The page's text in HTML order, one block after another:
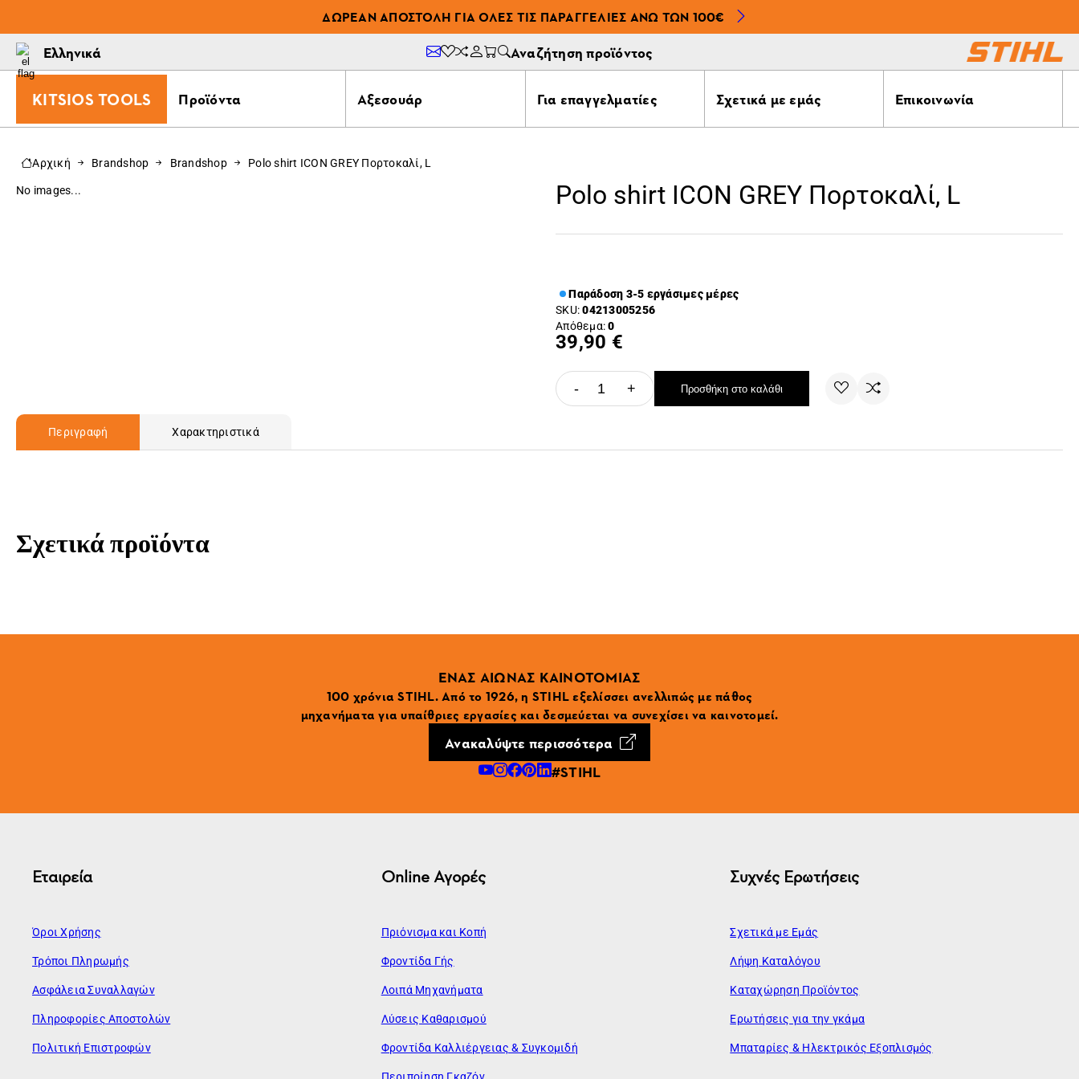
ΔΩΡΕΆΝ ΑΠΟΣΤΟΛΉ ΓΙΑ ΌΛΕΣ ΤΙΣ ΠΑΡΑΓΓΕΛΊΕΣ ΆΝΩ ΤΩΝ 100€
Ελληνικά Αναζήτηση προϊόντος
KITSIOS TOOLS Προϊόντα Αξεσουάρ Για επαγγελματίες Σχετικά με εμάς Επικοινωνία
Αρχική Brandshop Brandshop Polo shirt ICON GREY Πορτοκαλί, L
No images... Polo shirt ICON GREY Πορτοκαλί, L
Παράδοση 3-5 εργάσιμες μέρες
SKU:04213005256
Απόθεμα:0
39,90 €
- + Προσθήκη στο καλάθι
Περιγραφή Χαρακτηριστικά
Σχετικά προϊόντα
ΕΝΑΣ ΑΙΩΝΑΣ ΚΑΙΝΟΤΟΜΙΑΣ
100 χρόνια STIHL. Από το 1926, η STIHL εξελίσσει ανελλιπώς με πάθος
μηχανήματα για υπαίθριες εργασίες και δεσμεύεται να συνεχίσει να καινοτομεί.
Ανακαλύψτε περισσότερα
#STIHL
Εταιρεία
Όροι Χρήσης
Τρόποι Πληρωμής
Ασφάλεια Συναλλαγών
Πληροφορίες Αποστολών
Πολιτική Επιστροφών
Online Αγορές
Πριόνισμα και Κοπή
Φροντίδα Γής
Λοιπά Μηχανήματα
Λύσεις Καθαρισμού
Φροντίδα Καλλιέργειας & Συγκομιδή
Περιποίηση Γκαζόν
Συχνές Ερωτήσεις
Σχετικά με Εμάς
Λήψη Καταλόγου
Καταχώρηση Προϊόντος
Ερωτήσεις για την γκάμα
Μπαταρίες & Ηλεκτρικός Εξοπλισμός